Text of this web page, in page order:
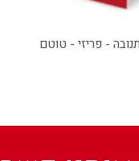
תנובה - פריזי - טוטם